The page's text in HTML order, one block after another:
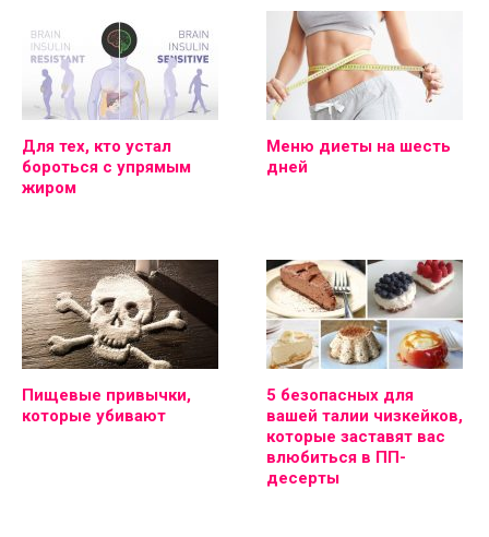
Для тех, кто устал
бороться с упрямым
жиром
Меню диеты на шесть
дней
Пищевые привычки,
которые убивают
5 безопасных для
вашей талии чизкейков,
которые заставят вас
влюбиться в ПП-
десерты